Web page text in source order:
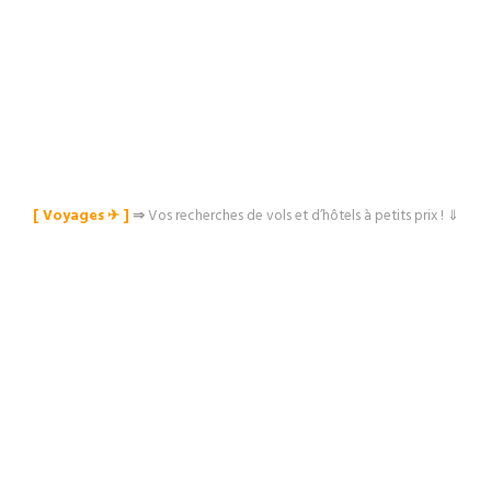
[ Voyages ✈︎ ]⇒Vos recherches de vols et d’hôtels à petits prix ! ⇓